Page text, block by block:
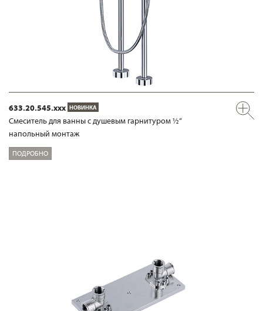
633.20.545.xxx НОВИНКА
Смеситель для ванны с душевым гарнитуром ½“
напольный монтаж
ПОДРОБНО